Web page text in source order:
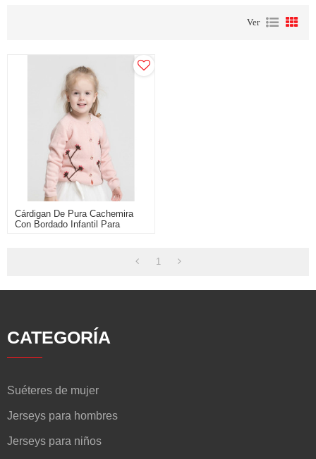
Ver
Cárdigan De Pura Cachemira
Con Bordado Infantil Para
1
CATEGORÍA
Suéteres de mujer
Jerseys para hombres
Jerseys para niños